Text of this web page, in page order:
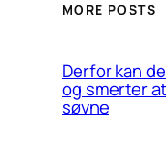
MORE POSTS
Derfor kan
og smerter
søvne